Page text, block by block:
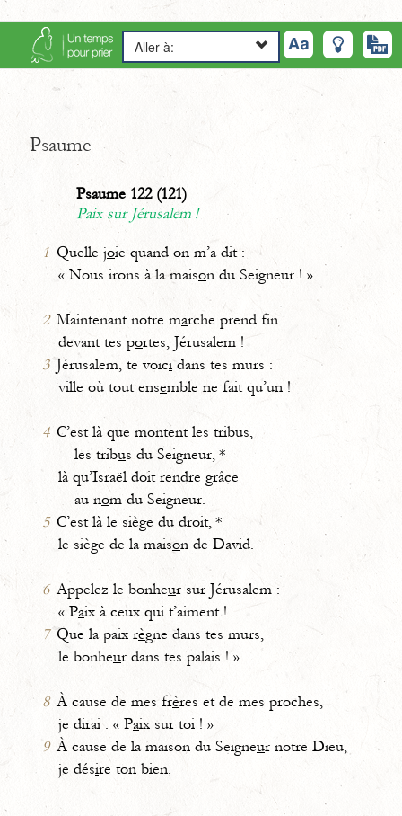
Aller à:
Psaume
Psaume 122 (121)
Paix sur Jérusalem !
1 Quelle joie quand on m’a dit :
« Nous irons à la maison du Seigneur ! »
2 Maintenant notre marche prend fin
devant tes portes, Jérusalem !
3 Jérusalem, te voicidans tes murs :
ville où tout ensemble ne fait qu’un !
4 C’est là que montent les tribus,
les tribus du Seigneur, *
là qu’Israël doit rendre grâce
au nom du Seigneur.
5 C’est là le siège du droit, *
le siège de la maison de David.
6 Appelez le bonheur sur Jérusalem :
« Paix à ceux qui t’aiment !
7 Que la paix règne dans tes murs,
le bonheur dans tes palais ! »
8 À cause de mes frères et de mes proches,
je dirai : « Paix sur toi ! »
9 À cause de la maison du Seigneur notre Dieu,
je désire ton bien.